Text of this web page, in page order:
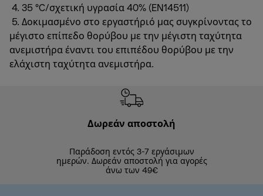
4. 35 °C/σχετική υγρασία 40% (EN14511)
5. Δοκιμασμένο στο εργαστήριό μας συγκρίνοντας το
μέγιστο επίπεδο θορύβου με την μέγιστη ταχύτητα
ανεμιστήρα έναντι του επιπέδου θορύβου με την
ελάχιστη ταχύτητα ανεμιστήρα.
Δωρεάν αποστολή
Παράδοση εντός 3-7 εργάσιμων
ημερών. Δωρεάν αποστολή για αγορές
άνω των 49€